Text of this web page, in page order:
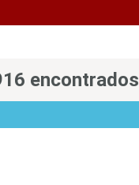
encontrados